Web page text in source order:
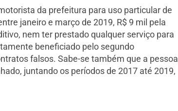
da prefeitura para uso particular de
janeiro e março de 2019, R$ 9 mil pela
nem ter prestado qualquer serviço para
beneficiado pelo segundo
falsos. Sabe-se também que a pessoa
juntando os períodos de 2017 até 2019,